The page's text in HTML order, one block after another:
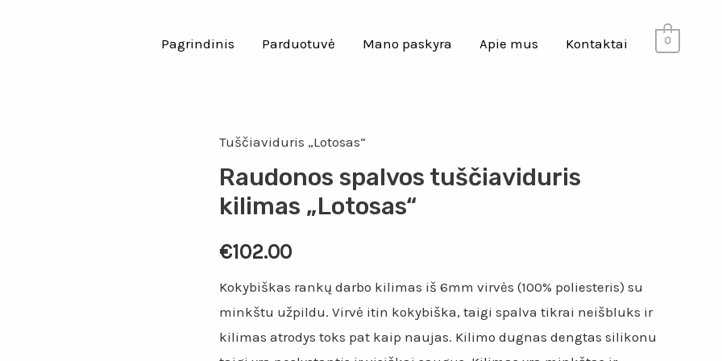
Pagrindinis Parduotuvė Mano paskyra Apie mus Kontaktai 0
Tuščiaviduris „Lotosas“
Raudonos spalvos tuščiaviduris
kilimas „Lotosas“
€102.00
Kokybiškas rankų darbo kilimas iš 6mm virvės (100% poliesteris) su
minkštu užpildu. Virvė itin kokybiška, taigi spalva tikrai neišbluks ir
kilimas atrodys toks pat kaip naujas. Kilimo dugnas dengtas silikonu